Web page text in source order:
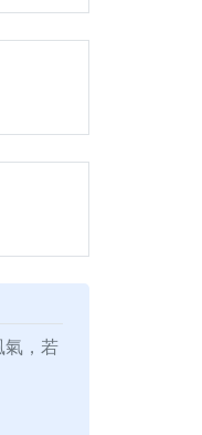
氣，若